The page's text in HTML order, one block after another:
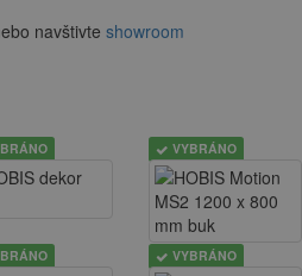
navštivte showroom
VYBRÁNO
VYBRÁNO